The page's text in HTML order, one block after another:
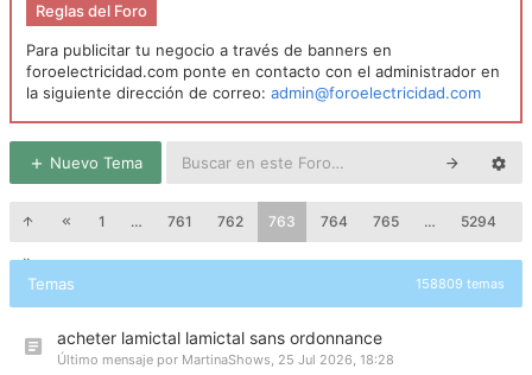
Reglas del Foro
Para publicitar tu negocio a través de banners en
foroelectricidad.com ponte en contacto con el administrador en
la siguiente dirección de correo: admin@foroelectricidad.com
Nuevo Tema
1 … 761 762 763 764 765 … 5294
Temas 158809 temas
acheter lamictal lamictal sans ordonnance
Último mensaje por MartinaShows, 25 Jul 2026, 18:28